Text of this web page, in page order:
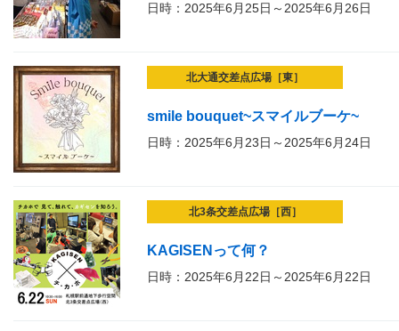
日時：2025年6月25日～2025年6月26日
北大通交差点広場［東］
smile bouquet~スマイルブーケ~
日時：2025年6月23日～2025年6月24日
北3条交差点広場［西］
KAGISENって何？
日時：2025年6月22日～2025年6月22日